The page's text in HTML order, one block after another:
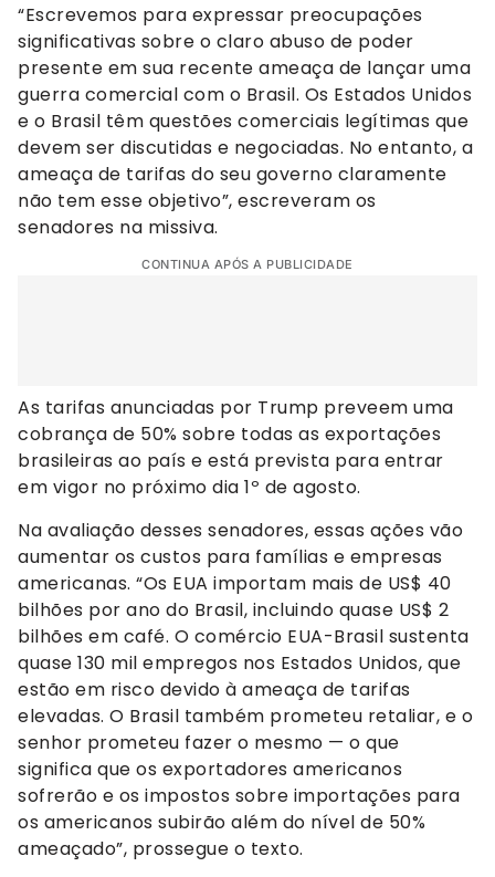
“Escrevemos para expressar preocupações
significativas sobre o claro abuso de poder
presente em sua recente ameaça de lançar uma
guerra comercial com o Brasil. Os Estados Unidos
e o Brasil têm questões comerciais legítimas que
devem ser discutidas e negociadas. No entanto, a
ameaça de tarifas do seu governo claramente
não tem esse objetivo”, escreveram os
senadores na missiva.
CONTINUA APÓS A PUBLICIDADE
As tarifas anunciadas por Trump preveem uma
cobrança de 50% sobre todas as exportações
brasileiras ao país e está prevista para entrar
em vigor no próximo dia 1º de agosto.
Na avaliação desses senadores, essas ações vão
aumentar os custos para famílias e empresas
americanas. “Os EUA importam mais de US$ 40
bilhões por ano do Brasil, incluindo quase US$ 2
bilhões em café. O comércio EUA-Brasil sustenta
quase 130 mil empregos nos Estados Unidos, que
estão em risco devido à ameaça de tarifas
elevadas. O Brasil também prometeu retaliar, e o
senhor prometeu fazer o mesmo — o que
significa que os exportadores americanos
sofrerão e os impostos sobre importações para
os americanos subirão além do nível de 50%
ameaçado”, prossegue o texto.